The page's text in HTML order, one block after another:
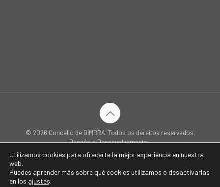
© 2026 Concello de OÍMBRA. Todos os dereitos reservados.
Deseño e Desenvolvemento:
Inicio Concello Sede Electrónica Oímbra
Servizos
Turismo e Patrimonio
Utilizamos cookies para ofrecerte la mejor experiencia en nuestra
web.
Puedes aprender más sobre qué cookies utilizamos o desactivarlas
en los ajustes.